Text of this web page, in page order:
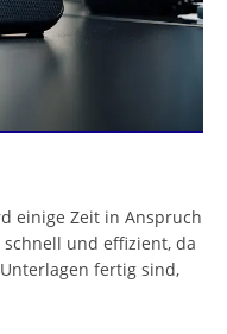
einige Zeit in Anspruch
und effizient, da
fertig sind,